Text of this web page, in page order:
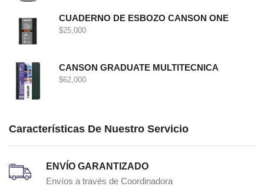
CUADERNO DE ESBOZO CANSON ONE
$25,000
CANSON GRADUATE MULTITECNICA
$62,000
Características De Nuestro Servicio
ENVÍO GARANTIZADO
Envíos a través de Coordinadora